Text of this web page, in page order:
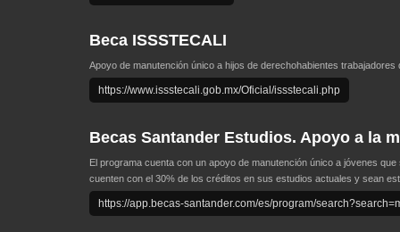
Beca ISSSTECALI
Apoyo de manutención único a hijos de derechohabientes
https://www.issstecali.gob.mx/Oficial/issstecali.php
Becas Santander Estudios. Apoyo a la
El programa cuenta con un apoyo de manutención único a jóvenes
cuenten con el 30% de los créditos en sus estudios actuales y sean
https://app.becas-santander.com/es/program/